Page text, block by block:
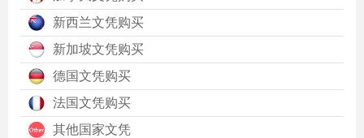
新西兰文凭购买
新加坡文凭购买
德国文凭购买
法国文凭购买
其他国家文凭